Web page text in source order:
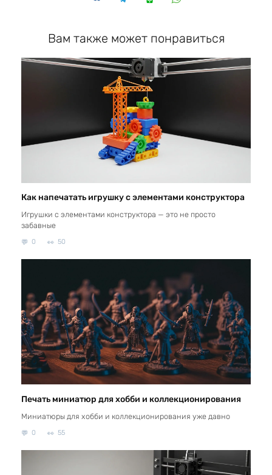
Вам также может понравиться
Как напечатать игрушку с элементами конструктора
Игрушки с элементами конструктора — это не просто
забавные
0 50
Печать миниатюр для хобби и коллекционирования
Миниатюры для хобби и коллекционирования уже давно
0 55